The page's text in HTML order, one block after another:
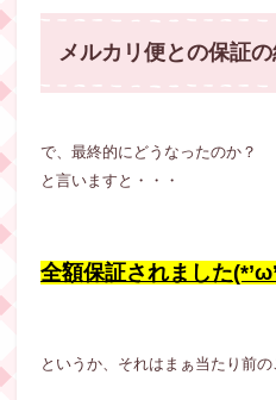
メルカリ便との保証の
で、最終的にどうなったのか？
と言いますと・・・
全額保証されました
というか、それはまぁ当たり前の